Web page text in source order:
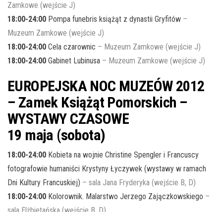
Zamkowe (wejście J)
18:00-24:00 Pompa funebris książąt z dynastii Gryfitów –
Muzeum Zamkowe (wejście J)
18:00-24:00 Cela czarownic – Muzeum Zamkowe (wejście J)
18:00-24:00 Gabinet Lubinusa – Muzeum Zamkowe (wejście J)
EUROPEJSKA NOC MUZEÓW 2012
– Zamek Książąt Pomorskich –
WYSTAWY CZASOWE
19 maja (sobota)
18:00-24:00 Kobieta na wojnie Christine Spengler i Francuscy
fotografowie humaniści Krystyny Łyczywek (wystawy w ramach
Dni Kultury Francuskiej) – sala Jana Fryderyka (wejście B, D)
18:00-24:00 Kolorownik. Malarstwo Jerzego Zajączkowskiego –